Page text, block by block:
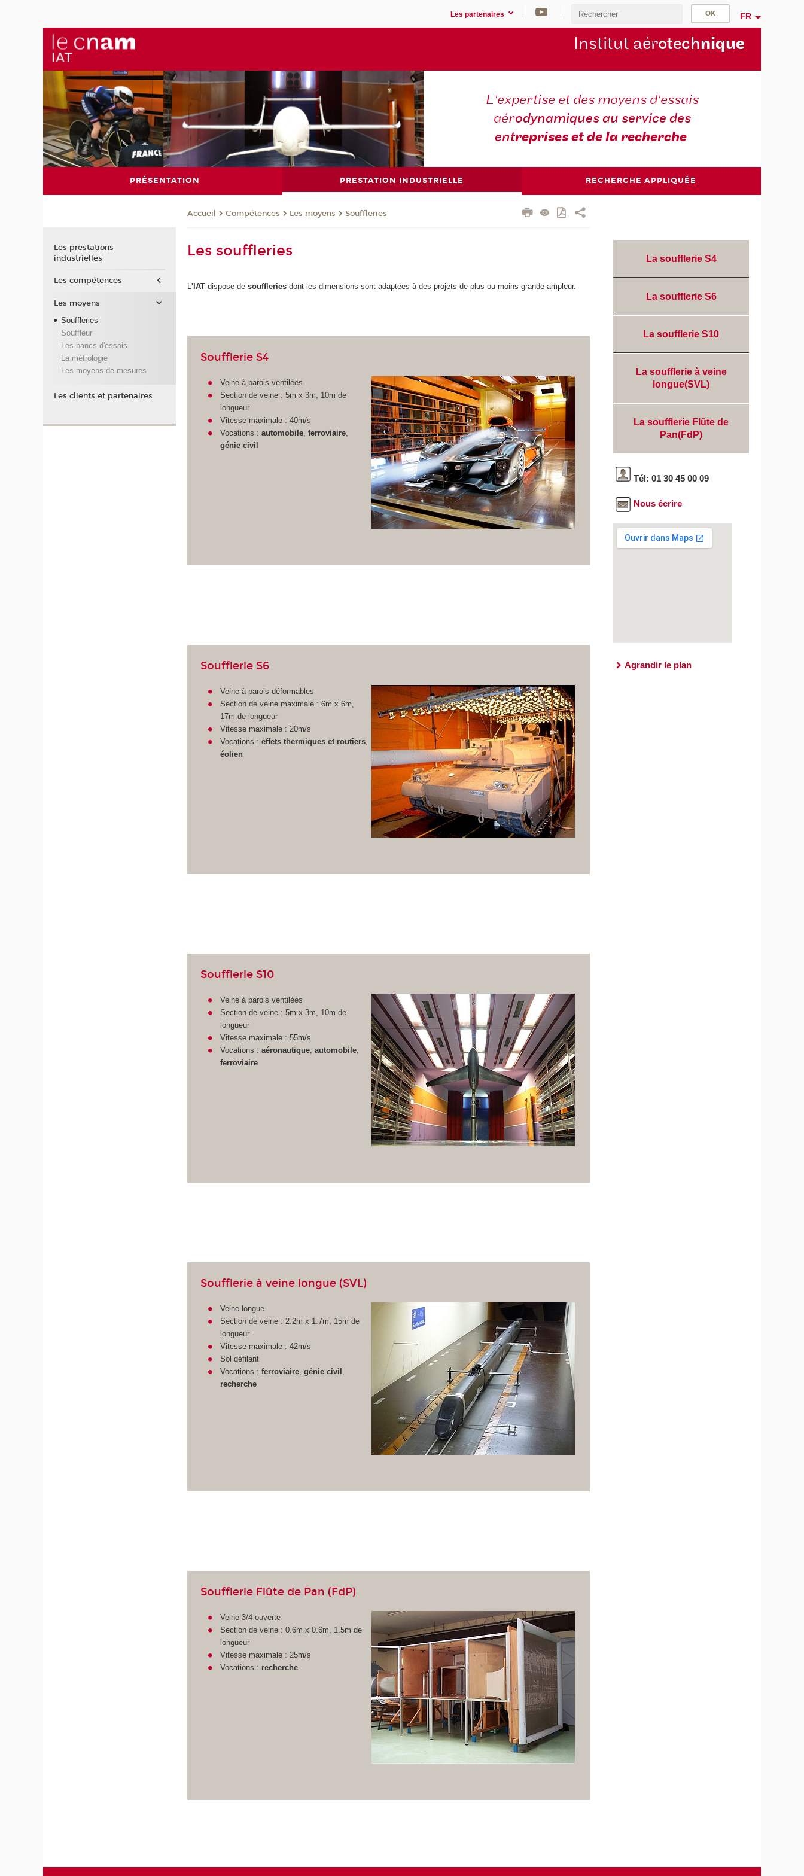
Les partenaires FR
Institut aérotechnique
L'expertise et des moyens d'essais
aérodynamiques au service des
entreprises et de la recherche
PRÉSENTATION PRESTATION INDUSTRIELLE RECHERCHE APPLIQUÉE
Accueil Compétences Les moyens Souffleries
Les souffleries
L'IAT dispose desouffleries dont les dimensions sont adaptées à des projets de plus ou moins grande ampleur.
Soufflerie S4
Veine à parois ventilées
Section de veine : 5m x 3m, 10m de
longueur
Vitesse maximale : 40m/s
Vocations : automobile, ferroviaire,
génie civil
Soufflerie S6
Veine à parois déformables
Section de veine maximale : 6m x 6m,
17m de longueur
Vitesse maximale : 20m/s
Vocations : effets thermiques et routiers,
éolien
Soufflerie S10
Veine à parois ventilées
Section de veine : 5m x 3m, 10m de
longueur
Vitesse maximale : 55m/s
Vocations : aéronautique, automobile,
ferroviaire
Soufflerie à veine longue (SVL)
Veine longue
Section de veine : 2.2m x 1.7m, 15m de
longueur
Vitesse maximale : 42m/s
Sol défilant
Vocations : ferroviaire, génie civil ,
recherche
Soufflerie Flûte de Pan (FdP)
Veine 3/4 ouverte
Section de veine : 0.6m x 0.6m, 1.5m de
longueur
Vitesse maximale : 25m/s
Vocations : recherche
La soufflerie S4
La soufflerie S6
La soufflerie S10
La soufflerie à veine
longue(SVL)
La soufflerie Flûte de
Pan(FdP)
Tél: 01 30 45 00 09
Nous écrire
Agrandir le plan
Les prestations
industrielles
Les compétences
Les moyens
Souffleries
Souffleur
Les bancs d'essais
La métrologie
Les moyens de mesures
Les clients et partenaires